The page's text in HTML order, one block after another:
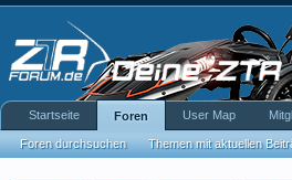
Startseite Foren
Foren durchsuchen Themen mit aktuellen
User Map